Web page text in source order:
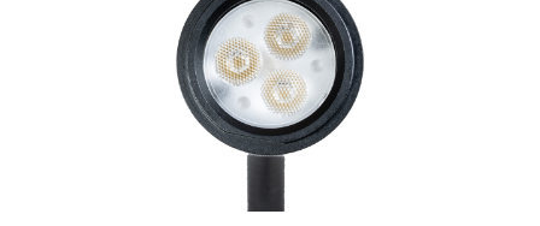
PIED MAGN. 540N